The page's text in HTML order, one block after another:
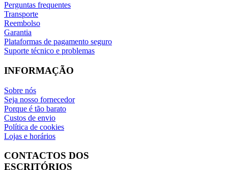
Perguntas frequentes
Transporte
Reembolso
Garantia
Plataformas de pagamento seguro
Suporte técnico e problemas
INFORMAÇÃO
Sobre nós
Seja nosso fornecedor
Porque é tão barato
Custos de envio
Política de cookies
Lojas e horários
CONTACTOS DOS
ESCRITÓRIOS